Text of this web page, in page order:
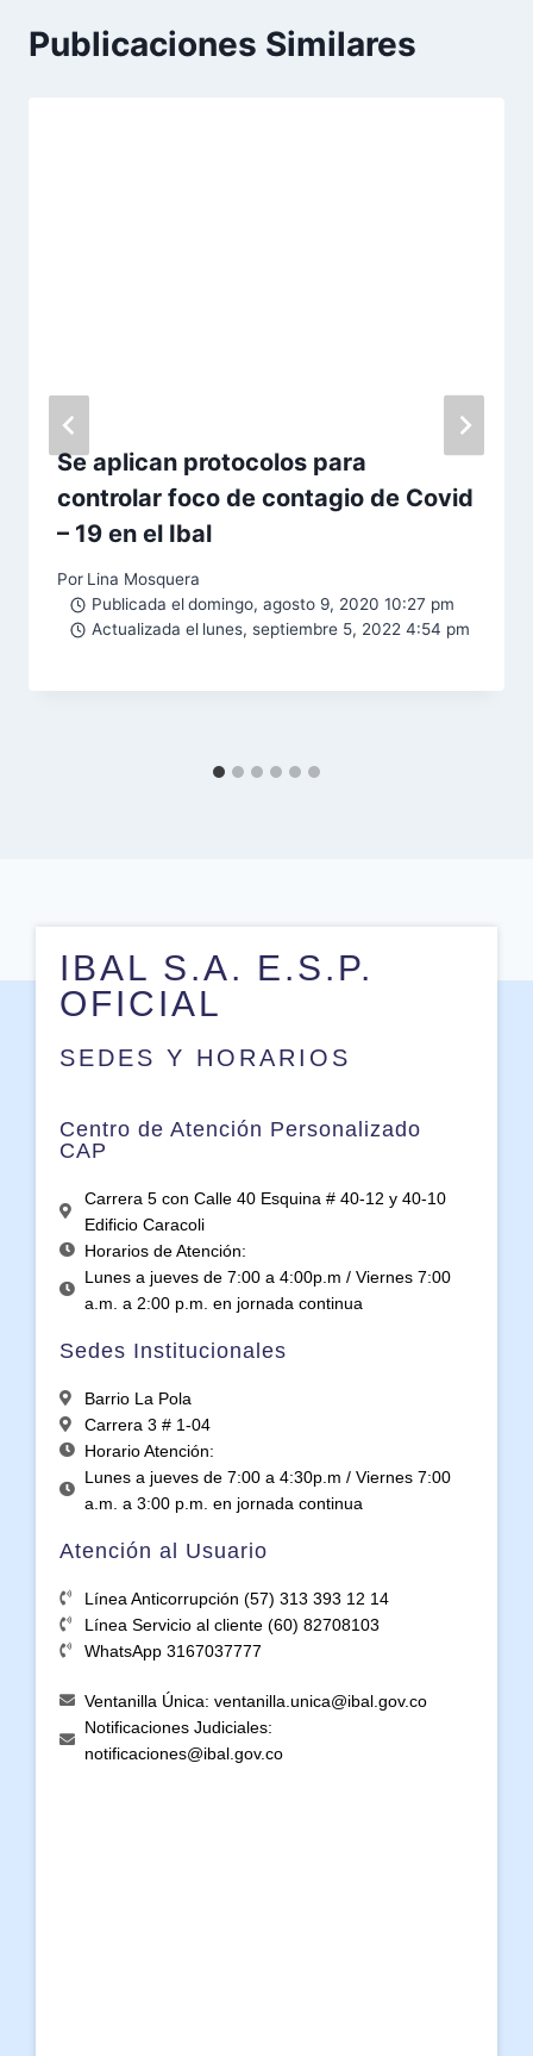
Publicaciones Similares
Se aplican protocolos para
controlar foco de contagio de Covid
– 19 en el Ibal
Por Lina Mosquera
Publicada el domingo, agosto 9, 2020 10:27 pm
Actualizada el lunes, septiembre 5, 2022 4:54 pm
IBAL S.A. E.S.P.
OFICIAL
SEDES Y HORARIOS
Centro de Atención Personalizado
CAP
Carrera 5 con Calle 40 Esquina # 40-12 y 40-10
Edificio Caracoli
Horarios de Atención:
Lunes a jueves de 7:00 a 4:00p.m / Viernes 7:00
a.m. a 2:00 p.m. en jornada continua
Sedes Institucionales
Barrio La Pola
Carrera 3 # 1-04
Horario Atención:
Lunes a jueves de 7:00 a 4:30p.m / Viernes 7:00
a.m. a 3:00 p.m. en jornada continua
Atención al Usuario
Línea Anticorrupción (57) 313 393 12 14
Línea Servicio al cliente (60) 82708103
WhatsApp 3167037777
Ventanilla Única: ventanilla.unica@ibal.gov.co
Notificaciones Judiciales:
notificaciones@ibal.gov.co